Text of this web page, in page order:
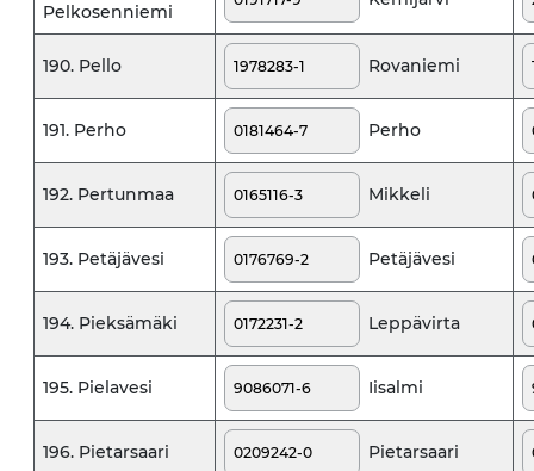
Pelkosenniemi
190. Pello Rovaniemi
191. Perho Perho
192. Pertunmaa Mikkeli
193. Petäjävesi Petäjävesi
194. Pieksämäki Leppävirta
195. Pielavesi Iisalmi
196. Pietarsaari Pietarsaari